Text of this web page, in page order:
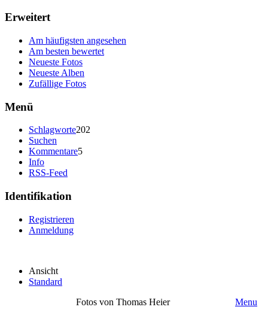
Erweitert
Am häufigsten angesehen
Am besten bewertet
Neueste Fotos
Neueste Alben
Zufällige Fotos
Menü
Schlagworte202
Suchen
Kommentare5
Info
RSS-Feed
Identifikation
Registrieren
Anmeldung
Ansicht
Standard
Fotos von Thomas Heier
Menu